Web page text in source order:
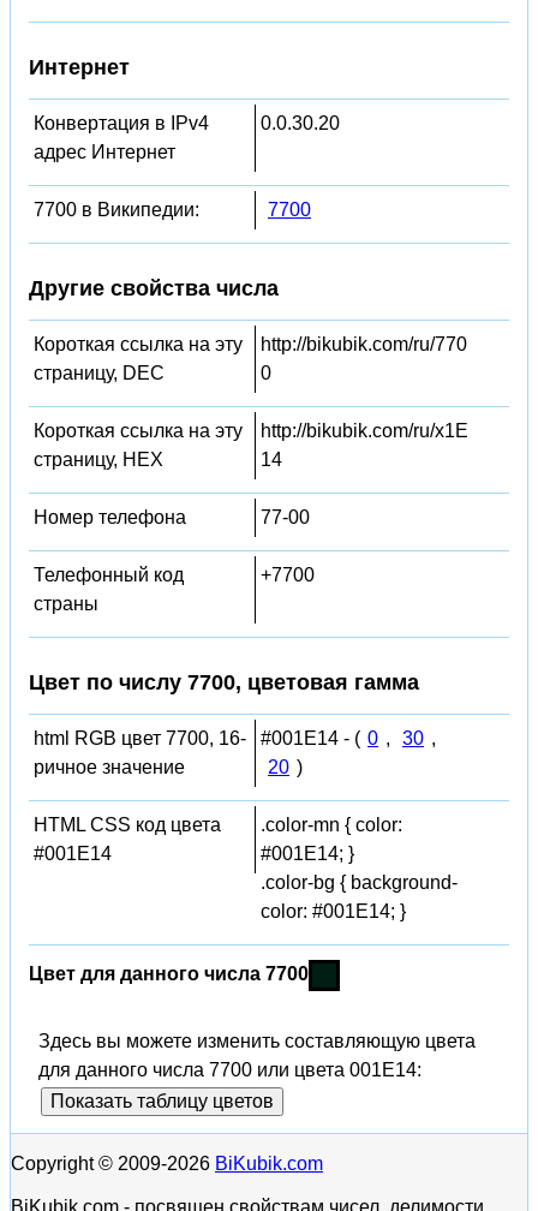
Интернет
Конвертация в IPv4
адрес Интернет
0.0.30.20
7700 в Википедии: 7700
Другие свойства числа
Короткая ссылка на эту
страницу, DEC
http://bikubik.com/ru/770
0
Короткая ссылка на эту
страницу, HEX
http://bikubik.com/ru/x1E
14
Номер телефона 77-00
Телефонный код
страны
+7700
Цвет по числу 7700, цветовая гамма
html RGB цвет 7700, 16-
ричное значение
#001E14 - ( 0 , 30 ,
20 )
HTML CSS код цвета
#001E14
.color-mn { color:
#001E14; }
.color-bg { background-
color: #001E14; }
Цвет для данного числа 7700
Здесь вы можете изменить составляющую цвета
для данного числа 7700 или цвета 001E14:
Показать таблицу цветов
Copyright © 2009-2026 BiKubik.com
BiKubik.com - посвящен свойствам чисел, делимости